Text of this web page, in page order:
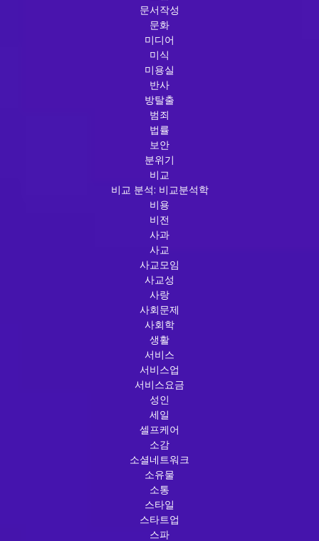
문서작성
문화
미디어
미식
미용실
반사
방탈출
범죄
법률
보안
분위기
비교
비교 분석: 비교분석학
비용
비전
사과
사교
사교모임
사교성
사랑
사회문제
사회학
생활
서비스
서비스업
서비스요금
성인
세일
셀프케어
소감
소셜네트워크
소유물
소통
스타일
스타트업
스파